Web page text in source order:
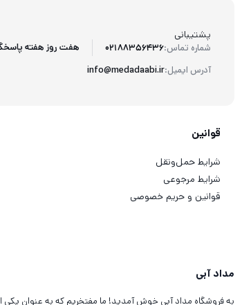
پشتیبانی
شماره تماس:02188356436
آدرس ایمیل:info@medadaabi.ir
هفت روز هفته
قوانین
شرایط حمل‌ونقل
شرایط مرجوعی
قوانین و حریم خصوصی
مداد آبی
به فروشگاه مداد آبی خوش آمدید! ما مفتخریم که به عنوان یکی